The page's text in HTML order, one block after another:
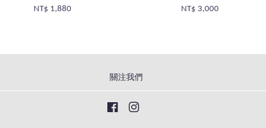
NT$ 1,880 NT$ 3,000
關注我們
Facebook